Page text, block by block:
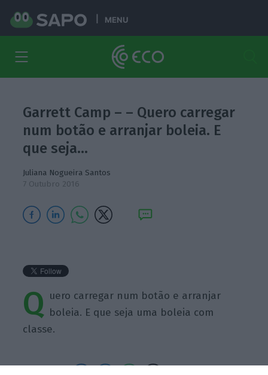
MENU
Garrett Camp – – Quero carregar
num botão e arranjar boleia. E
que seja…
Juliana Nogueira Santos
7 Outubro 2016
Q uero carregar num botão e arranjar
boleia. E que seja uma boleia com
classe.